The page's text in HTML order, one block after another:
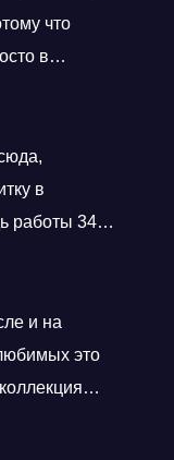
что
в
кое
договор
работа
не
в
работы 348
погрузили
и на
это